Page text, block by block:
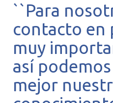
``Para
contacto en
muy
así
mejor